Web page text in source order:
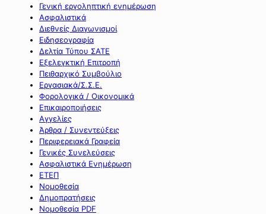
Γενική εργοληπτική ενημέρωση
Ασφαλιστικά
Διεθνείς Διαγωνισμοί
Ειδησεογραφία
Δελτία Τύπου ΣΑΤΕ
Εξελεγκτική Επιτροπή
Πειθαρχικό Συμβούλιο
Εργασιακά/Σ.Σ.Ε.
Φορολογικά / Οικονομικά
Επικαιροποιήσεις
Αγγελίες
Άρθρα / Συνεντεύξεις
Περιφερειακά Γραφεία
Γενικές Συνελεύσεις
Ασφαλιστικά Ενημέρωση
ΕΤΕΠ
Νομοθεσία
Δημοπρατήσεις
Νομοθεσία PDF